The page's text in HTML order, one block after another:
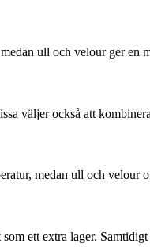
ull och velour ger en
väljer också att
medan ull och
ett extra lager.